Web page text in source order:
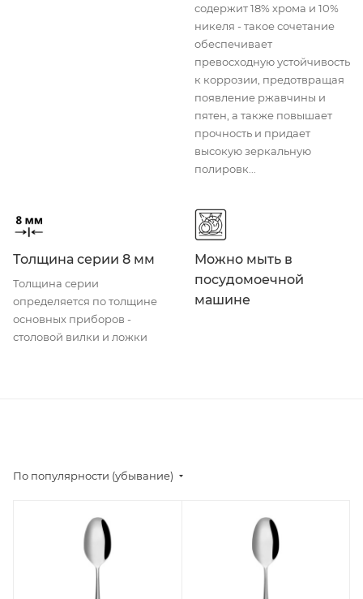
содержит 18% хрома и 10%
никеля - такое сочетание
обеспечивает
превосходную устойчивость
к коррозии, предотвращая
появление ржавчины и
пятен, а также повышает
прочность и придает
высокую зеркальную
полировк...
Толщина серии 8 мм
Толщина серии
определяется по толщине
основных приборов -
столовой вилки и ложки
Можно мыть в
посудомоечной
машине
По популярности (убывание)